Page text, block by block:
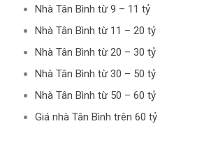
Nhà Tân Bình từ 9 – 11 tỷ
Nhà Tân Bình từ 11 – 20 tỷ
Nhà Tân Bình từ 20 – 30 tỷ
Nhà Tân Bình từ 30 – 50 tỷ
Nhà Tân Bình từ 50 – 60 tỷ
Giá nhà Tân Bình trên 60 tỷ